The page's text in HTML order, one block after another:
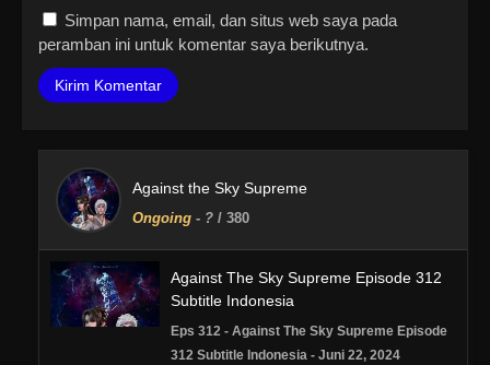
Simpan nama, email, dan situs web saya pada
peramban ini untuk komentar saya berikutnya.
Against the Sky Supreme
Ongoing - ? / 380
Against The Sky Supreme Episode 312
Subtitle Indonesia
Eps 312 - Against The Sky Supreme Episode
312 Subtitle Indonesia - Juni 22, 2024